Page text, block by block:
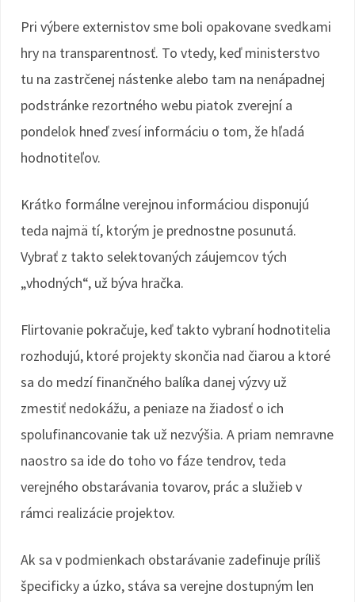
Pri výbere externistov sme boli opakovane svedkami
hry na transparentnosť. To vtedy, keď ministerstvo
tu na zastrčenej nástenke alebo tam na nenápadnej
podstránke rezortného webu piatok zverejní a
pondelok hneď zvesí informáciu o tom, že hľadá
hodnotiteľov.
Krátko formálne verejnou informáciou disponujú
teda najmä tí, ktorým je prednostne posunutá.
Vybrať z takto selektovaných záujemcov tých
„vhodných“, už býva hračka.
Flirtovanie pokračuje, keď takto vybraní hodnotitelia
rozhodujú, ktoré projekty skončia nad čiarou a ktoré
sa do medzí finančného balíka danej výzvy už
zmestiť nedokážu, a peniaze na žiadosť o ich
spolufinancovanie tak už nezvýšia. A priam nemravne
naostro sa ide do toho vo fáze tendrov, teda
verejného obstarávania tovarov, prác a služieb v
rámci realizácie projektov.
Ak sa v podmienkach obstarávanie zadefinuje príliš
špecificky a úzko, stáva sa verejne dostupným len